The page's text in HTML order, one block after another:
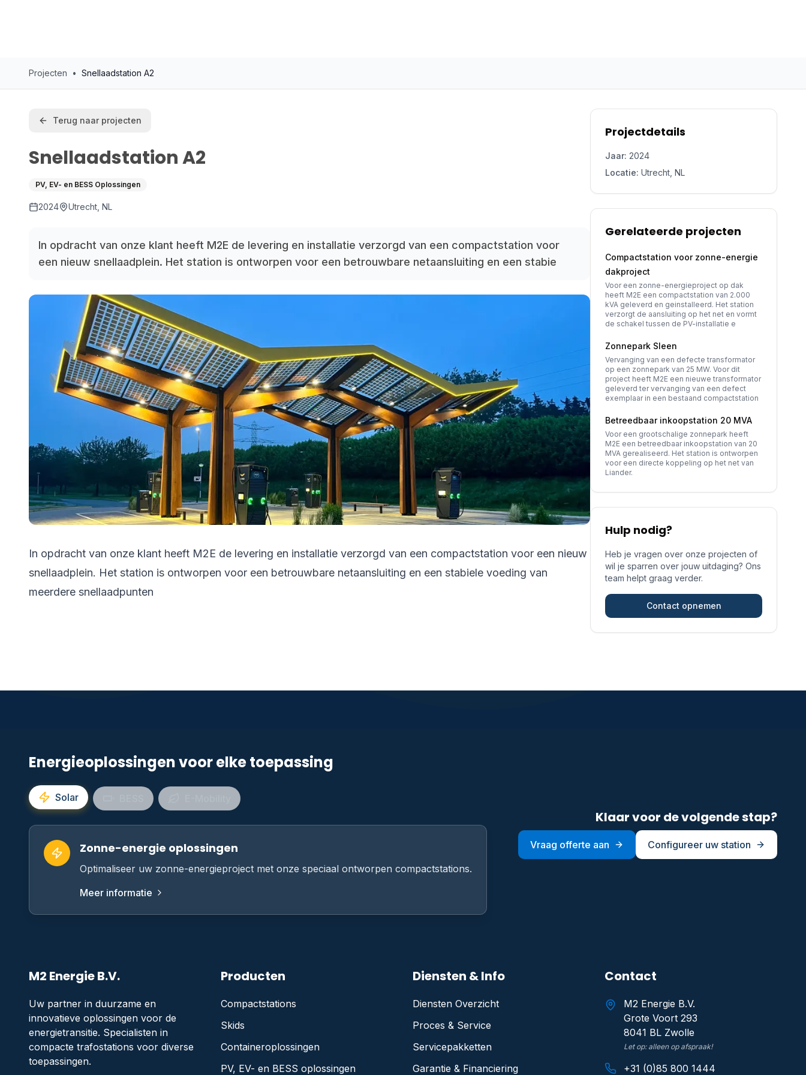
Projecten • Snellaadstation A2
Terug naar projecten
Snellaadstation A2
PV, EV- en BESS Oplossingen
2024 Utrecht, NL
In opdracht van onze klant heeft M2E de levering en installatie verzorgd van een compactstation voor
een nieuw snellaadplein. Het station is ontworpen voor een betrouwbare netaansluiting en een stabie
In opdracht van onze klant heeft M2E de levering en installatie verzorgd van een compactstation voor een nieuw
snellaadplein. Het station is ontworpen voor een betrouwbare netaansluiting en een stabiele voeding van
meerdere snellaadpunten
Projectdetails
Jaar: 2024
Locatie: Utrecht, NL
Gerelateerde projecten
Compactstation voor zonne-energie
dakproject
Voor een zonne-energieproject op dak
heeft M2E een compactstation van 2.000
kVA geleverd en geinstalleerd. Het station
verzorgt de aansluiting op het net en vormt
de schakel tussen de PV-installatie e
Zonnepark Sleen
Vervanging van een defecte transformator
op een zonnepark van 25 MW. Voor dit
project heeft M2E een nieuwe transformator
geleverd ter vervanging van een defect
exemplaar in een bestaand compactstation
Betreedbaar inkoopstation 20 MVA
Voor een grootschalige zonnepark heeft
M2E een betreedbaar inkoopstation van 20
MVA gerealiseerd. Het station is ontworpen
voor een directe koppeling op het net van
Liander.
Hulp nodig?
Heb je vragen over onze projecten of
wil je sparren over jouw uitdaging? Ons
team helpt graag verder.
Contact opnemen
Energieoplossingen voor elke toepassing
Solar
Zonne-energie oplossingen
Optimaliseer uw zonne-energieproject met onze speciaal ontworpen compactstations.
Meer informatie
Klaar voor de volgende stap?
Vraag offerte aan Configureer uw station
M2 Energie B.V.
Uw partner in duurzame en
innovatieve oplossingen voor de
energietransitie. Specialisten in
compacte trafostations voor diverse
toepassingen.
Producten
Compactstations
Skids
Containeroplossingen
PV, EV- en BESS oplossingen
Diensten & Info
Diensten Overzicht
Proces & Service
Servicepakketten
Garantie & Financiering
Contact
M2 Energie B.V.
Grote Voort 293
8041 BL Zwolle
Let op: alleen op afspraak!
+31 (0)85 800 1444